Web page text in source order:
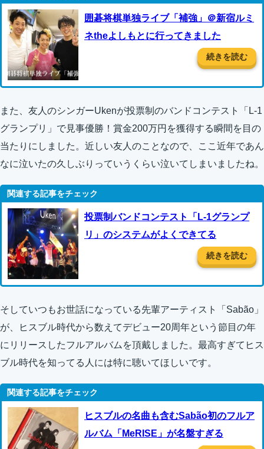
囲碁将棋単独ライブ「補強」＠新宿ルミ
ネtheよしもとに行ってきました
続きを読む
また、友人のシンガーUkenが投票制のバンドコンテスト「L-1
グランプリ」で見事優勝！賞金200万円を獲得する瞬間を目の
当たりにしました。近しい友人のことなので、ここ近年であん
なに泣いたの久しぶりっていうくらい泣いてしまいましたね。
投票制バンドコンテスト「L-1グランプ
リ」のシステムがよくできてる
続きを読む
そしていつもお世話になっている先輩アーティスト「Sabão」
が、ヒスブル時代から数えてデビュー20周年という節目の年
にリリースしたフルアルバムを頂戴しました。最高すぎてヒス
ブル時代を知ってる人には特に聴いてほしいです。
ヒスブルの名曲も含むSabão初のフルア
ルバム「MeRISE」が名盤すぎる